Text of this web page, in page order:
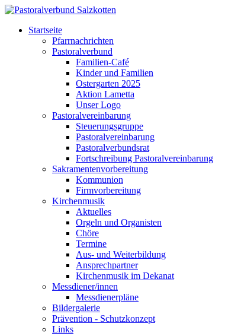
Startseite
Pfarrnachrichten
Pastoralverbund
Familien-Café
Kinder und Familien
Ostergarten 2025
Aktion Lametta
Unser Logo
Pastoralvereinbarung
Steuerungsgruppe
Pastoralvereinbarung
Pastoralverbundsrat
Fortschreibung Pastoralvereinbarung
Sakramentenvorbereitung
Kommunion
Firmvorbereitung
Kirchenmusik
Aktuelles
Orgeln und Organisten
Chöre
Termine
Aus- und Weiterbildung
Ansprechpartner
Kirchenmusik im Dekanat
Messdiener/innen
Messdienerpläne
Bildergalerie
Prävention - Schutzkonzept
Links